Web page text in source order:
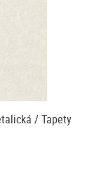
/ Tapety